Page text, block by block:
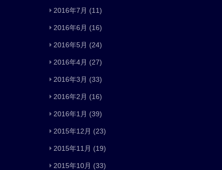
2016年7月 (11)
2016年6月 (16)
2016年5月 (24)
2016年4月 (27)
2016年3月 (33)
2016年2月 (16)
2016年1月 (39)
2015年12月 (23)
2015年11月 (19)
2015年10月 (33)